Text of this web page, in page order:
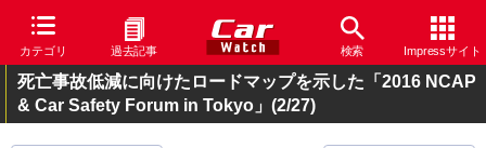
カテゴリ 過去記事 検索 Impressサイト
死亡事故低減に向けたロードマップを示した「2016 NCAP
& Car Safety Forum in Tokyo」 (2/27)